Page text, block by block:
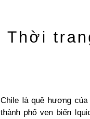
Thời
Chile là quê hương
thành phố ven biển